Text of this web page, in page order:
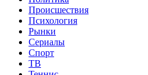
Происшествия
Психология
Рынки
Сериалы
Спорт
ТВ